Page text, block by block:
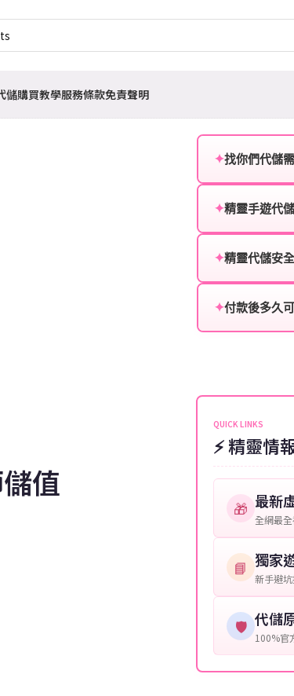
儲購買教學服務條款免責聲明
值
✦找你們代儲
登入方式
遊戲帳號
購買截圖：
提供這些
✦精靈手遊代
活動，儲值
✦精靈代儲安
或異常儲值
✦付款後多久
QUICK LINKS
⚡ 精靈情
🎁 最新
全網最
📘 獨家
新手避
🛡️ 代儲
100%官